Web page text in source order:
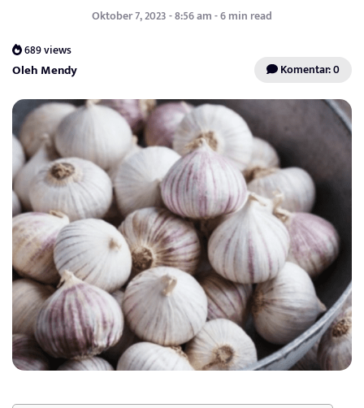
Oktober 7, 2023 - 8:56 am - 6 min read
689 views
Oleh Mendy Komentar: 0